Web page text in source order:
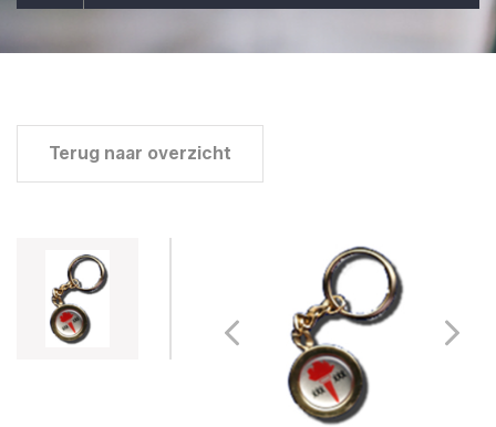
Terug naar overzicht